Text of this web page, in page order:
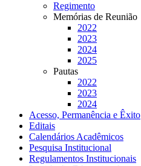
Regimento
Memórias de Reunião
2022
2023
2024
2025
Pautas
2022
2023
2024
Acesso, Permanência e Êxito
Editais
Calendários Acadêmicos
Pesquisa Institucional
Regulamentos Institucionais